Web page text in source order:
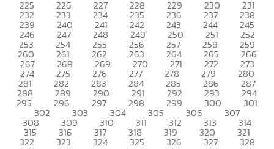
225 226 227 228 229 230 231
232 233 234 235 236 237 238
239 240 241 242 243 244 245
246 247 248 249 250 251 252
253 254 255 256 257 258 259
260 261 262 263 264 265 266
267 268 269 270 271 272 273
274 275 276 277 278 279 280
281 282 283 284 285 286 287
288 289 290 291 292 293 294
295 296 297 298 299 300 301
302 303 304 305 306 307
308 309 310 311 312 313 314
315 316 317 318 319 320 321
322 323 324 325 326 327 328